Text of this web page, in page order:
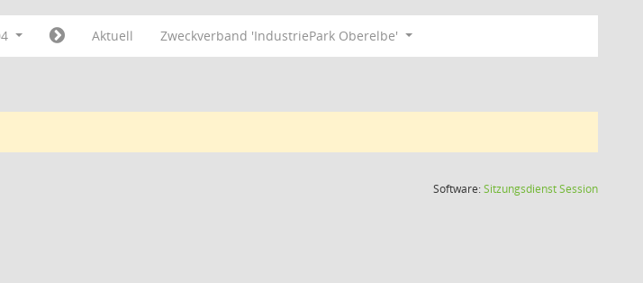
Aktuell Zweckverband 'IndustriePark Oberelbe'
Software:SitzungsdienstSession(Wird in